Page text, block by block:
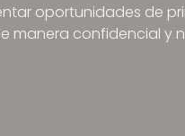
oportunidades de
manera confidencial y